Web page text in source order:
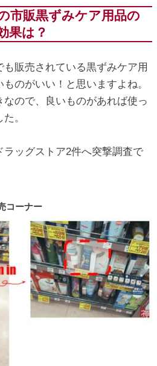
市販黒ずみケア用品の
果は？
も販売されている黒ずみケア用
のがいい！と思いますよね。
ので、良いものがあれば使っ
。
ラッグストア2件へ突撃調査で
コーナー